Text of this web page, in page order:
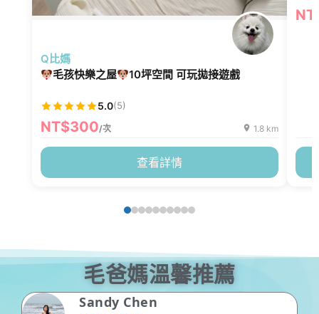
Q比媽
毛孩快樂之屋
10坪空間 可玩拋接遊戲
5.0(5)
NT$300/次 1.8 km
查看詳情
毛爸媽溫馨推薦
Morris Lee